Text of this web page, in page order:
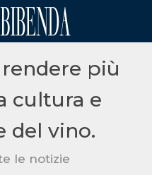
più
cultura e
del vino.
le notizie